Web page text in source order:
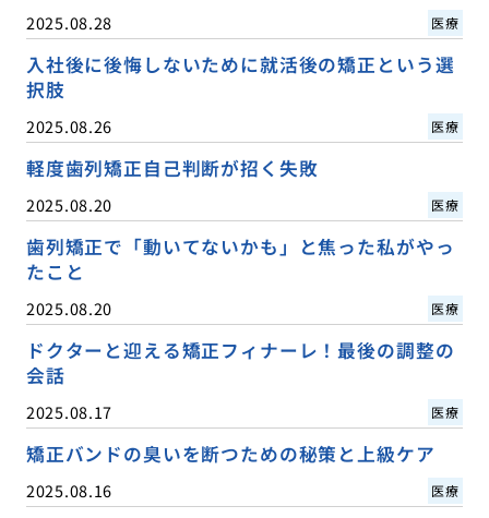
2025.08.28 医療
入社後に後悔しないために就活後の矯正という選
択肢
2025.08.26 医療
軽度歯列矯正自己判断が招く失敗
2025.08.20 医療
歯列矯正で「動いてないかも」と焦った私がやっ
たこと
2025.08.20 医療
ドクターと迎える矯正フィナーレ！最後の調整の
会話
2025.08.17 医療
矯正バンドの臭いを断つための秘策と上級ケア
2025.08.16 医療